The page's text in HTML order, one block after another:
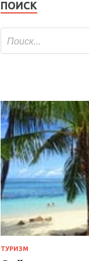
ПОИСК
ТУРИЗМ